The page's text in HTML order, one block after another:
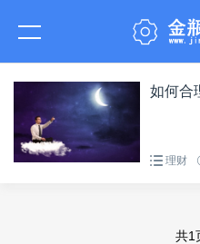
如何合
理财
共1